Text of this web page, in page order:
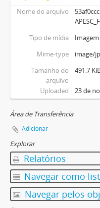
Nome do arquivo
Tipo de mídia
Imagem
Mime-type
image/
Tamanho do
arquivo
491.7
Uploaded 23 de
Área de Transferência
Adicionar
Explorar
Relatórios
Navegar como
Navegar pelos